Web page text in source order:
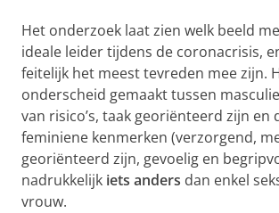
Het onderzoek laat zien welk beeld
ideale leider tijdens de coronacrisis,
feitelijk het meest tevreden mee zijn.
onderscheid gemaakt tussen
van risico’s, taak georiënteerd zijn en
feminiene kenmerken (verzorgend,
georiënteerd zijn, gevoelig en
nadrukkelijk iets anders dan enkel
vrouw.